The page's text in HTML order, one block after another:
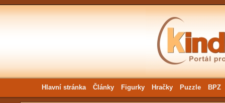
Hlavní stránka Články Figurky Hračky Puzzle BPZ